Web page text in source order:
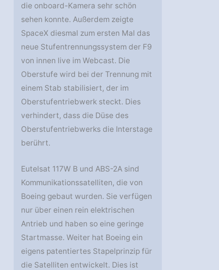
die onboard-Kamera sehr schön
sehen konnte. Außerdem zeigte
SpaceX diesmal zum ersten Mal das
neue Stufentrennungssystem der F9
von innen live im Webcast. Die
Oberstufe wird bei der Trennung mit
einem Stab stabilisiert, der im
Oberstufentriebwerk steckt. Dies
verhindert, dass die Düse des
Oberstufentriebwerks die Interstage
berührt.
Eutelsat 117W B und ABS-2A sind
Kommunikationssatelliten, die von
Boeing gebaut wurden. Sie verfügen
nur über einen rein elektrischen
Antrieb und haben so eine geringe
Startmasse. Weiter hat Boeing ein
eigens patentiertes Stapelprinzip für
die Satelliten entwickelt. Dies ist